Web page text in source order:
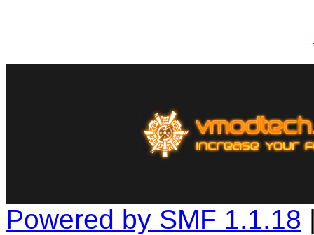
Powered by SMF 1.1.18